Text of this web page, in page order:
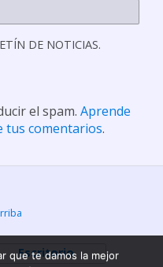
DE NOTICIAS.
el spam. Aprende
tus comentarios.
Escritorio
que te damos la mejor